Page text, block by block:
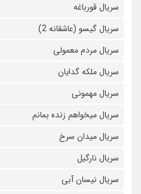
سریال قورباغه
سریال گیسو (عاشقانه 2)
سریال مردم معمولی
سریال ملکه گدایان
سریال مهمونی
سریال میخواهم زنده بمانم
سریال میدان سرخ
سریال نارگیل
سریال نیسان آبی